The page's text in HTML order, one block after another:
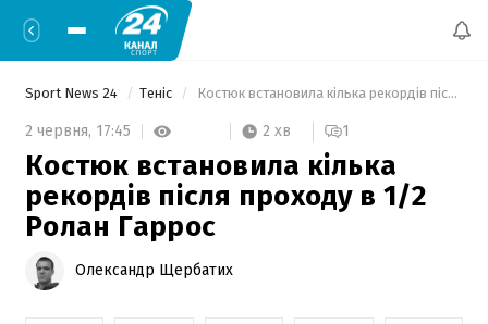
Sport News 24 Теніс Костюк встановила кілька рекордів після проходу в 1/2 Ролан Гаррос
2 червня, 17:45 2 хв 1
Костюк встановила кілька
рекордів після проходу в 1/2
Ролан Гаррос
Олександр Щербатих